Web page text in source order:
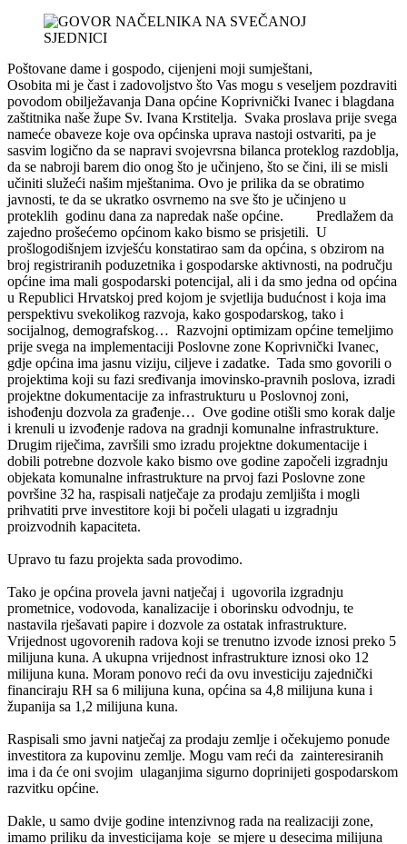
Poštovane dame i gospodo, cijenjeni moji sumještani,
Osobita mi je čast i zadovoljstvo što Vas mogu s veseljem pozdraviti
povodom obilježavanja Dana općine Koprivnički Ivanec i blagdana
zaštitnika naše župe Sv. Ivana Krstitelja. Svaka proslava prije svega
nameće obaveze koje ova općinska uprava nastoji ostvariti, pa je
sasvim logično da se napravi svojevrsna bilanca proteklog razdoblja,
da se nabroji barem dio onog što je učinjeno, što se čini, ili se misli
učiniti služeći našim mještanima. Ovo je prilika da se obratimo
javnosti, te da se ukratko osvrnemo na sve što je učinjeno u
proteklih godinu dana za napredak naše općine. Predlažem da
zajedno prošećemo općinom kako bismo se prisjetili. U
prošlogodišnjem izvješću konstatirao sam da općina, s obzirom na
broj registriranih poduzetnika i gospodarske aktivnosti, na području
općine ima mali gospodarski potencijal, ali i da smo jedna od općina
u Republici Hrvatskoj pred kojom je svjetlija budućnost i koja ima
perspektivu svekolikog razvoja, kako gospodarskog, tako i
socijalnog, demografskog… Razvojni optimizam općine temeljimo
prije svega na implementaciji Poslovne zone Koprivnički Ivanec,
gdje općina ima jasnu viziju, ciljeve i zadatke. Tada smo govorili o
projektima koji su fazi sređivanja imovinsko-pravnih poslova, izradi
projektne dokumentacije za infrastrukturu u Poslovnoj zoni,
ishođenju dozvola za građenje… Ove godine otišli smo korak dalje
i krenuli u izvođenje radova na gradnji komunalne infrastrukture.
Drugim riječima, završili smo izradu projektne dokumentacije i
dobili potrebne dozvole kako bismo ove godine započeli izgradnju
objekata komunalne infrastrukture na prvoj fazi Poslovne zone
površine 32 ha, raspisali natječaje za prodaju zemljišta i mogli
prihvatiti prve investitore koji bi počeli ulagati u izgradnju
proizvodnih kapaciteta.
Upravo tu fazu projekta sada provodimo.
Tako je općina provela javni natječaj i ugovorila izgradnju
prometnice, vodovoda, kanalizacije i oborinsku odvodnju, te
nastavila rješavati papire i dozvole za ostatak infrastrukture.
Vrijednost ugovorenih radova koji se trenutno izvode iznosi preko 5
milijuna kuna. A ukupna vrijednost infrastrukture iznosi oko 12
milijuna kuna. Moram ponovo reći da ovu investiciju zajednički
financiraju RH sa 6 milijuna kuna, općina sa 4,8 milijuna kuna i
županija sa 1,2 milijuna kuna.
Raspisali smo javni natječaj za prodaju zemlje i očekujemo ponude
investitora za kupovinu zemlje. Mogu vam reći da zainteresiranih
ima i da će oni svojim ulaganjima sigurno doprinijeti gospodarskom
razvitku općine.
Dakle, u samo dvije godine intenzivnog rada na realizaciji zone,
imamo priliku da investicijama koje se mjere u desecima milijuna